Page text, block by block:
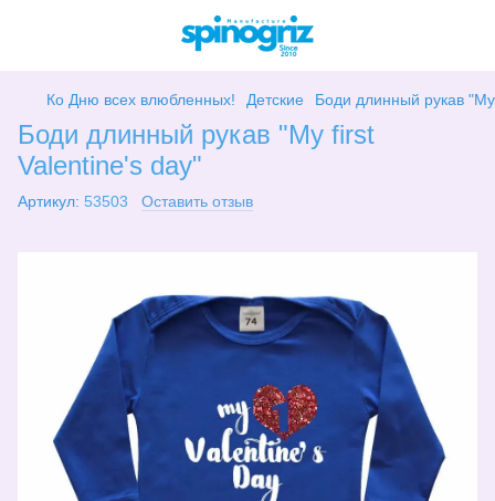
Ко Дню всех влюбленных! Детские Боди длинный рукав
Боди длинный рукав "My first
Valentine's day"
Артикул: 53503 Оставить отзыв